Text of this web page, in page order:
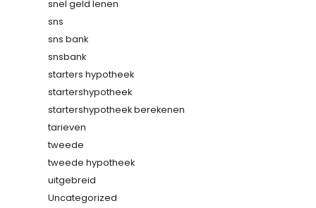
snel geld lenen
sns
sns bank
snsbank
starters hypotheek
startershypotheek
startershypotheek berekenen
tarieven
tweede
tweede hypotheek
uitgebreid
Uncategorized